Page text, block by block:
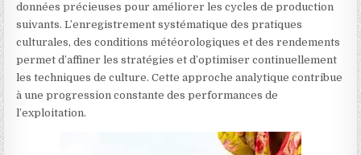
données précieuses pour améliorer les cycles de production
suivants. L’enregistrement systématique des pratiques
culturales, des conditions météorologiques et des rendements
permet d’affiner les stratégies et d’optimiser continuellement
les techniques de culture. Cette approche analytique contribue
à une progression constante des performances de
l’exploitation.